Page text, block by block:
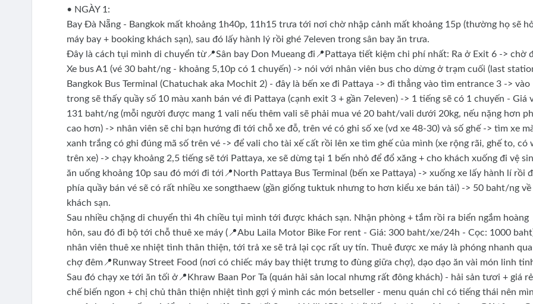
• NGÀY 1:
Bay Đà Nẵng - Bangkok mất khoảng 1h40p, 11h15 trưa tới nơi chờ nhập cảnh mất khoảng 15p (thường họ sẽ
máy bay + booking khách sạn), sau đó lấy hành lý rồi ghé 7eleven trong sân bay ăn trưa.
Đây là cách tụi mình di chuyển từ📍Sân bay Don Mueang đi📍Pattaya tiết kiệm chi phí nhất: Ra ở Exit 6 -> chờ
Xe bus A1 (vé 30 baht/ng - khoảng 5,10p có 1 chuyến) -> nói với nhân viên bus cho dừng ở trạm cuối (last
Bangkok Bus Terminal (Chatuchak aka Mochit 2) - đây là bến xe đi Pattaya -> đi thẳng vào tìm entrance 3 -> vào
trong sẽ thấy quầy số 10 màu xanh bán vé đi Pattaya (cạnh exit 3 + gần 7eleven) -> 1 tiếng sẽ có 1 chuyến - Giá
131 baht/ng (mỗi người được mang 1 vali nếu thêm vali sẽ phải mua vé 20 baht/vali dưới 20kg, nếu nặng hơn
cao hơn) -> nhân viên sẽ chỉ bạn hướng đi tới chỗ xe đỗ, trên vé có ghi số xe (vd xe 48-30) và số ghế -> tìm xe
xanh trắng có ghi đúng mã số trên vé -> để vali cho tài xế cất rồi lên xe tìm ghế của mình (xe rộng rãi, ghế to, có
trên xe) -> chạy khoảng 2,5 tiếng sẽ tới Pattaya, xe sẽ dừng tại 1 bến nhỏ để đổ xăng + cho khách xuống đi vệ
ăn uống khoảng 10p sau đó mới đi tới📍North Pattaya Bus Terminal (bến xe Pattaya) -> xuống xe lấy hành lí rồi
phía quầy bán vé sẽ có rất nhiều xe songthaew (gần giống tuktuk nhưng to hơn kiểu xe bán tải) -> 50 baht/ng
khách sạn.
Sau nhiều chặng di chuyển thì 4h chiều tụi mình tới được khách sạn. Nhận phòng + tắm rồi ra biển ngắm hoàng
hôn, sau đó đi bộ tới chỗ thuê xe máy (📍Abu Laila Motor Bike For rent - Giá: 300 baht/xe/24h - Cọc: 1000
nhân viên thuê xe nhiệt tình thân thiện, tới trả xe sẽ trả lại cọc rất uy tín. Thuê được xe máy là phóng nhanh qua
chợ đêm📍Runway Street Food (nơi có chiếc máy bay thiệt trưng to đùng giữa chợ), dạo dạo ăn vài món linh
Sau đó chạy xe tới ăn tối ở📍Khraw Baan Por Ta (quán hải sản local nhưng rất đông khách) - hải sản tươi + giá
chế biến ngon + chị chủ thân thiện nhiệt tình gợi ý mình các món betseller - menu quán chỉ có tiếng thái nên